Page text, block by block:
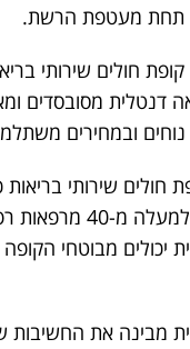
תחת מעטפת הרשת.
חולים שירותי
דנטלית מסובסדים
נוחים ובמחירים
חולים שירותי
במסגרתה
יכולים מבוטחי
מבינה את